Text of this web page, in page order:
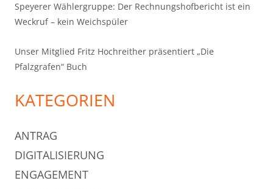
Speyerer Wählergruppe: Der Rechnungshofbericht ist ein
Weckruf – kein Weichspüler
Unser Mitglied Fritz Hochreither präsentiert „Die
Pfalzgrafen“ Buch
KATEGORIEN
ANTRAG
DIGITALISIERUNG
ENGAGEMENT